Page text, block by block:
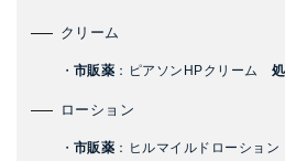
クリーム
・ 市販薬 ：ピアソンHPクリーム
ローション
・ 市販薬 ：ヒルマイルドローショ